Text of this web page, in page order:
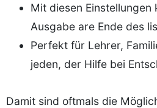
Mit diesen Einstellungen
Ausgabe are Ende des
Perfekt für Lehrer,
jeden, der Hilfe bei
Damit sind oftmals die